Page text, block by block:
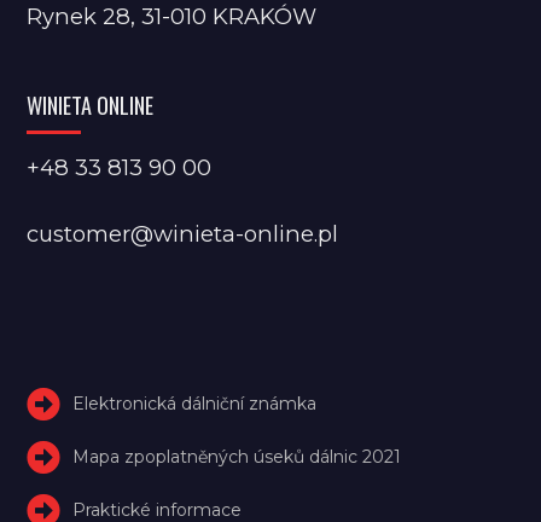
Rynek 28, 31-010 KRAKÓW
WINIETA ONLINE
+48 33 813 90 00
customer@winieta-online.pl
Elektronická dálniční známka
Mapa zpoplatněných úseků dálnic 2021
Praktické informace